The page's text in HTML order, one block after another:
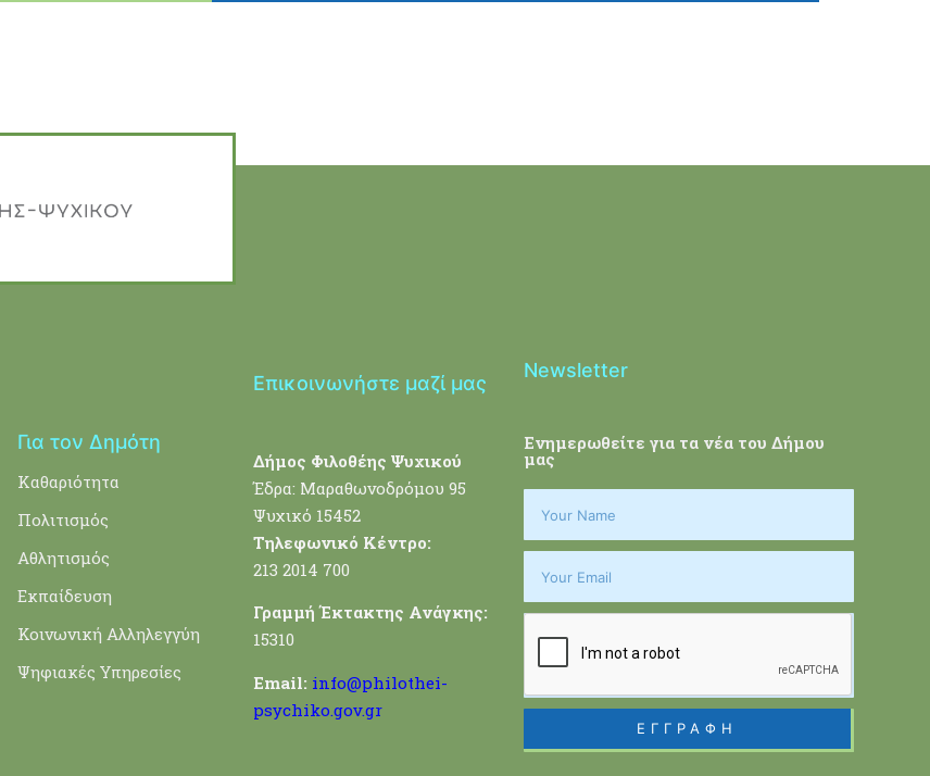
Για τον Δημότη
Καθαριότητα
Πολιτισμός
Αθλητισμός
Εκπαίδευση
Κοινωνική Αλληλεγγύη
Ψηφιακές Υπηρεσίες
Επικοινωνήστε μαζί μας
Δήμος Φιλοθέης Ψυχικού
Έδρα: Μαραθωνοδρόμου 95
Ψυχικό 15452
Τηλεφωνικό Κέντρο:
213 2014 700
Γραμμή Έκτακτης Ανάγκης:
15310
Email: info@philothei-
psychiko.gov.gr
Newsletter
Ενημερωθείτε για τα νέα του Δήμου
μας
ΕΓΓΡΑΦΗ